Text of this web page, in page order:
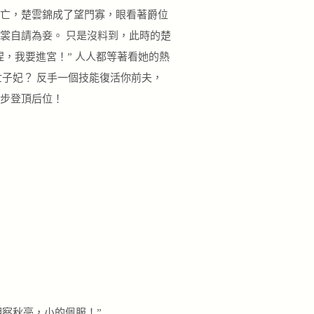
，楚雲錦成了望門寡，眼看著爵位
自請為妾。 只是沒料到，此時的楚
我要進宮！” 人人都等著看她的熱
妃？ 反手一個技能復活你前夫，
登頂后位！